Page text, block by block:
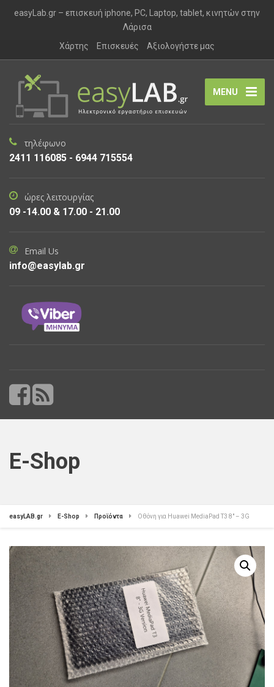
easyLab.gr – επισκευή iphone, PC, Laptop, tablet, κινητών στην
Λάρισα
Χάρτης
Επισκευές Αξιολογήστε μας
MENU
τηλέφωνο
2411 116085 - 6944 715554
ώρες λειτουργίας
09 -14.00 & 17.00 - 21.00
Email Us
info@easylab.gr
E-Shop
easyLAB.gr E-Shop Προϊόντα Οθόνη για Huawei MediaPad T3 8″ – 3G